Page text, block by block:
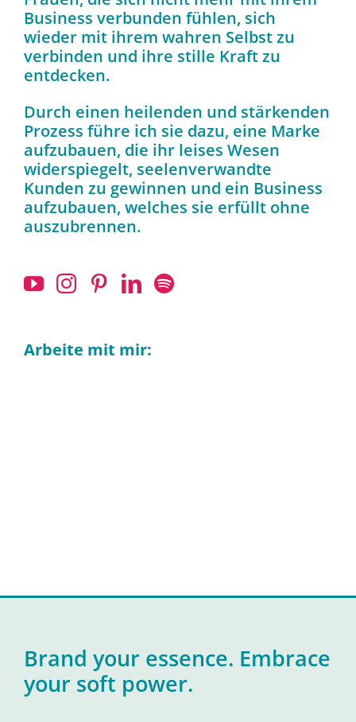
Business verbunden fühlen, sich
wieder mit ihrem wahren Selbst zu
verbinden und ihre stille Kraft zu
entdecken.
Durch einen heilenden und stärkenden
Prozess führe ich sie dazu, eine Marke
aufzubauen, die ihr leises Wesen
widerspiegelt, seelenverwandte
Kunden zu gewinnen und ein Business
aufzubauen, welches sie erfüllt ohne
auszubrennen.
Arbeite mit mir:
Brand your essence. Embrace
your soft power.